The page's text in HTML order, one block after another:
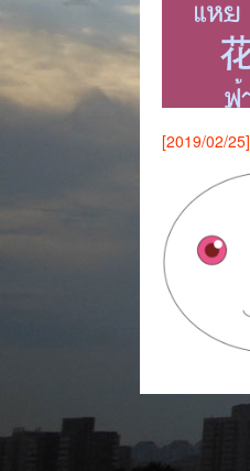
[2019/02/25]